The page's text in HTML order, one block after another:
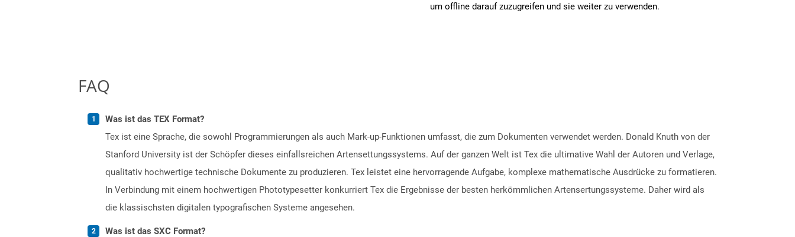
um offline darauf zuzugreifen und sie weiter zu verwenden.
FAQ
Was ist das TEX Format?
Tex ist eine Sprache, die sowohl Programmierungen als auch Mark-up-Funktionen umfasst, die zum Dokumenten verwendet werden. Donald Knuth von der
Stanford University ist der Schöpfer dieses einfallsreichen Artensettungssystems. Auf der ganzen Welt ist Tex die ultimative Wahl der Autoren und Verlage,
qualitativ hochwertige technische Dokumente zu produzieren. Tex leistet eine hervorragende Aufgabe, komplexe mathematische Ausdrücke zu formatieren.
In Verbindung mit einem hochwertigen Phototypesetter konkurriert Tex die Ergebnisse der besten herkömmlichen Artensertungssysteme. Daher wird als
die klassischsten digitalen typografischen Systeme angesehen.
Was ist das SXC Format?